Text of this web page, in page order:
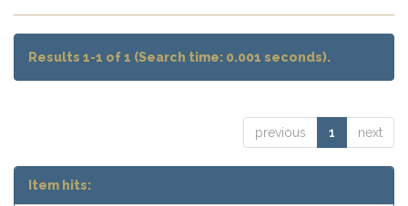
Results 1-1 of 1 (Search time: 0.001 seconds).
previous 1 next
Item hits: